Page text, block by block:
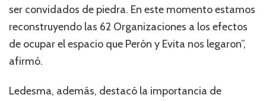
ser convidados de piedra. En este momento estamos
reconstruyendo las 62 Organizaciones a los efectos
de ocupar el espacio que Perón y Evita nos legaron”,
afirmó.
Ledesma, además, destacó la importancia de